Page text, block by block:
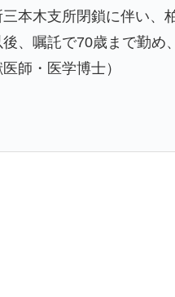
本木支所閉鎖に伴い、
、嘱託で70歳まで勤め
師・医学博士）